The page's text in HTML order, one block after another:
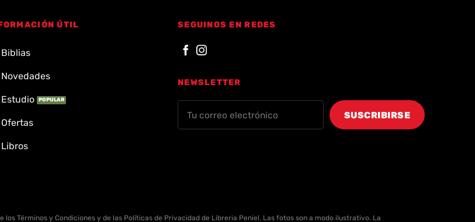
ÚTIL
Biblias
Novedades
Estudio
Ofertas
Libros
SEGUINOS EN REDES
NEWSLETTER
los Términos y Condiciones y de las Políticas de Privacidad de Libreria Peniel. Las fotos son a modo ilustrativo. La